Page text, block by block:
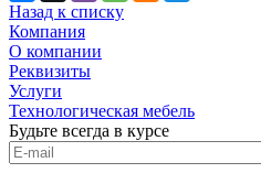
Назад к списку
Компания
О компании
Реквизиты
Услуги
Технологическая мебель
Будьте всегда в курсе